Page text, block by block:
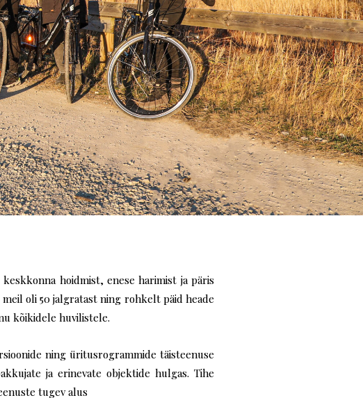
hoidmist, enese harimist ja päris
oli 50 jalgratast ning rohkelt päid heade
kõikidele huvilistele.
ning üritusrogrammide täisteenuse
ja erinevate objektide hulgas. Tihe
tugev alus